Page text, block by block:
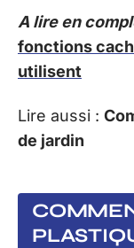
A lire en
fonctions
utilisent
Lire aussi :
de jardin